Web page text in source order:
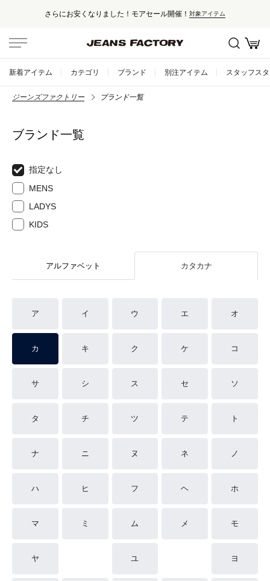
さらにお安くなりました！モアセール開催！ 対象アイテム
新着アイテム カテゴリ ブランド 別注アイテム スタッフス
ジーンズファクトリー ブランド一覧
ブランド一覧
指定なし
MENS
LADYS
KIDS
アルファベット カタカナ
ア イ ウ エ オ
カ キ ク ケ コ
サ シ ス セ ソ
タ チ ツ テ ト
ナ ニ ヌ ネ ノ
ハ ヒ フ ヘ ホ
マ ミ ム メ モ
ヤ ユ ヨ